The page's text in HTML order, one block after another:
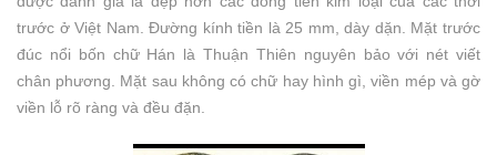
trước ở Việt Nam. Đường kính tiền là 25 mm, dày dặn. Mặt trước
đúc nổi bốn chữ Hán là Thuận Thiên nguyên bảo với nét viết
chân phương. Mặt sau không có chữ hay hình gì, viền mép và gờ
viền lỗ rõ ràng và đều đặn.